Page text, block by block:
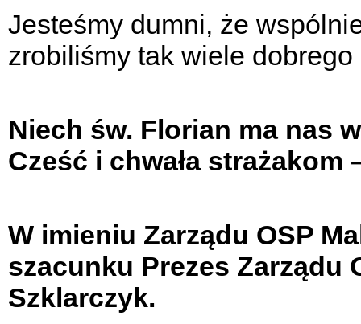
Jesteśmy dumni, że
zrobiliśmy tak wiele
Niech św. Florian ma nas
Cześć i chwała
W imieniu Zarządu OSP
szacunku Prezes Zarządu
Szklarczyk.